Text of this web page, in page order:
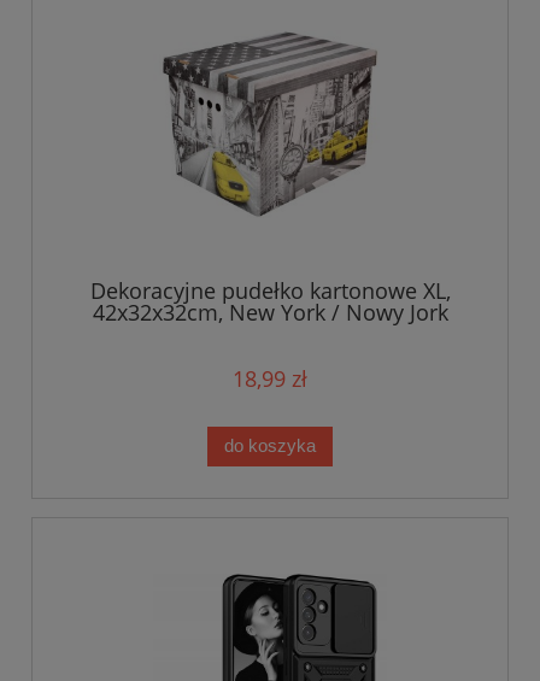
Dekoracyjne pudełko kartonowe XL,
42x32x32cm, New York / Nowy Jork
18,99 zł
do koszyka